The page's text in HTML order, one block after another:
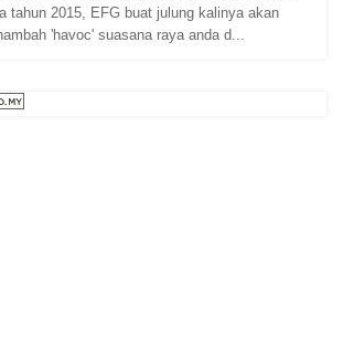
tahun 2015, EFG buat julung kalinya akan
'havoc' suasana raya anda d...